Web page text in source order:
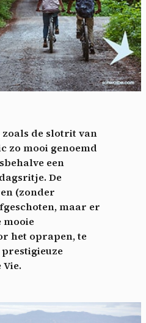
zoals de slotrit van
zo mooi genoemd
een
De
(zonder
maar er
mooie
het oprapen, te
Vie.